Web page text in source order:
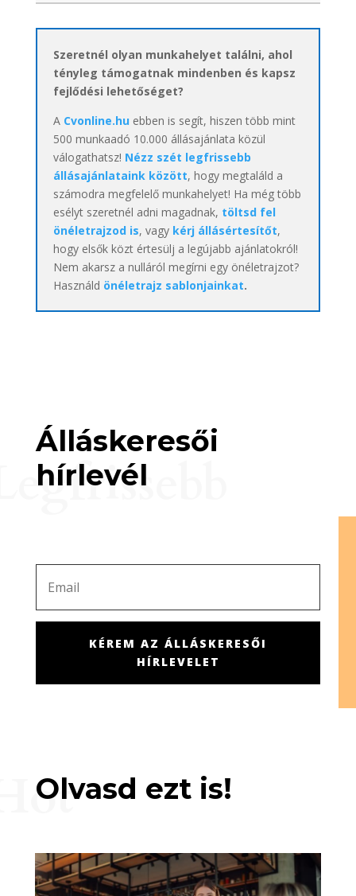
Szeretnél olyan munkahelyet találni, ahol
tényleg támogatnak mindenben és kapsz
fejlődési lehetőséget?
A Cvonline.huebben is segít, hiszen több mint
500 munkaadó 10.000 állásajánlata közül
válogathatsz! Nézz szét legfrissebb
állásajánlataink között, hogy megtaláld a
számodra megfelelő munkahelyet! Ha még több
esélyt szeretnél adni magadnak, töltsd fel
önéletrajzod is, vagy kérj állásértesítőt,
hogy elsők közt értesülj a legújabb ajánlatokról!
Nem akarsz a nulláról megírni egy önéletrajzot?
Használd önéletrajz sablonjainkat.
Álláskeresői
hírlevél
KÉREM AZ ÁLLÁSKERESŐI
HÍRLEVELET
Olvasd ezt is!